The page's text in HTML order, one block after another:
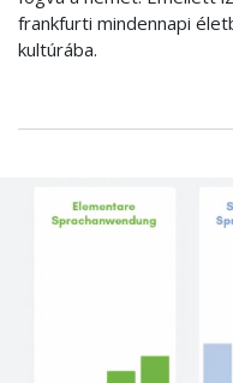
frankfurti mindennapi
kultúrába.